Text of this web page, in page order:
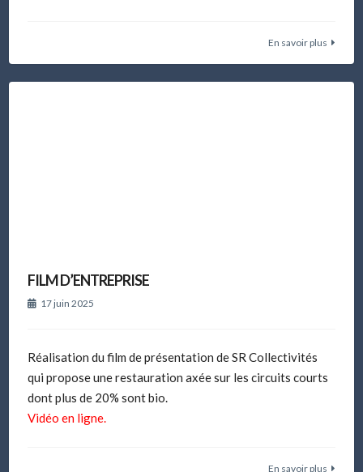
En savoir plus
FILM D’ENTREPRISE
17 juin 2025
Réalisation du film de présentation de SR Collectivités
qui propose une restauration axée sur les circuits courts
dont plus de 20% sont bio.
Vidéo en ligne.
En savoir plus